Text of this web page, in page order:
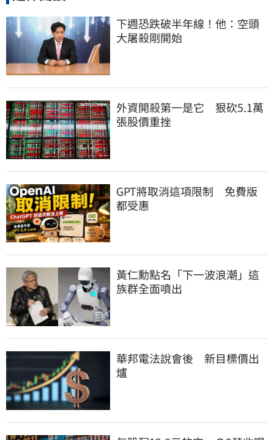
下週恐跌破半年線！他：空頭
大屠殺剛開始
外資開殺第一是它　狠砍5.1萬
張股價重挫
GPT將取消這項限制　免費版
都受惠
黃仁勳點名「下一波浪潮」這
族群全面噴出
華邦電法說會後　新目標價出
爐